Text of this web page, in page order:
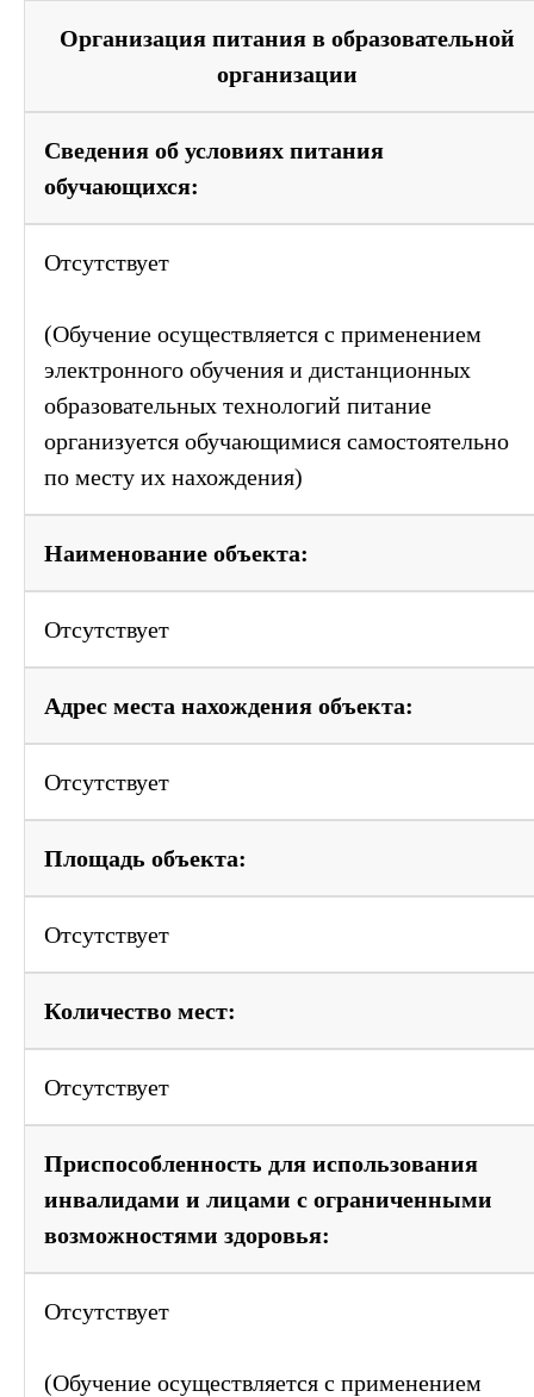
Организация питания в образовательной
организации
Сведения об условиях питания
обучающихся:
Отсутствует
(Обучение осуществляется с применением
электронного обучения и дистанционных
образовательных технологий питание
организуется обучающимися самостоятельно
по месту их нахождения)
Наименование объекта:
Отсутствует
Адрес места нахождения объекта:
Отсутствует
Площадь объекта:
Отсутствует
Количество мест:
Отсутствует
Приспособленность для использования
инвалидами и лицами с ограниченными
возможностями здоровья:
Отсутствует
(Обучение осуществляется с применением